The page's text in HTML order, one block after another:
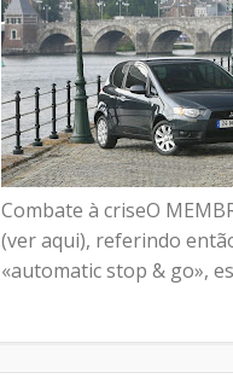
Combate à criseO
(ver aqui), referindo
«automatic stop & go»,